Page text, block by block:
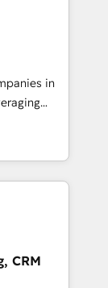
your
to
your
first
in
and
spans
in CRM
sales
to
CRM